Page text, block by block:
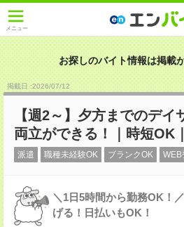
メニュー
お探しのバイト情報は掲載
掲載日 :2026/07/12
【週2～】夕方までのデイ
両立ができる！｜時短OK
派遣 職種未経験OK ブランクOK WEB
＼1日5時間から勤務OK！
げる！日払いもOK！